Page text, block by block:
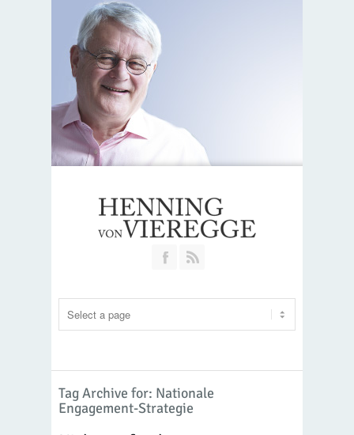
Join our Facebook Group
Tag Archive for: Nationale
Engagement-Strategie